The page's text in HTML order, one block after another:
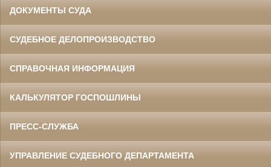
ДОКУМЕНТЫ СУДА
СУДЕБНОЕ ДЕЛОПРОИЗВОДСТВО
СПРАВОЧНАЯ ИНФОРМАЦИЯ
КАЛЬКУЛЯТОР ГОСПОШЛИНЫ
ПРЕСС-СЛУЖБА
УПРАВЛЕНИЕ СУДЕБНОГО ДЕПАРТАМЕНТА